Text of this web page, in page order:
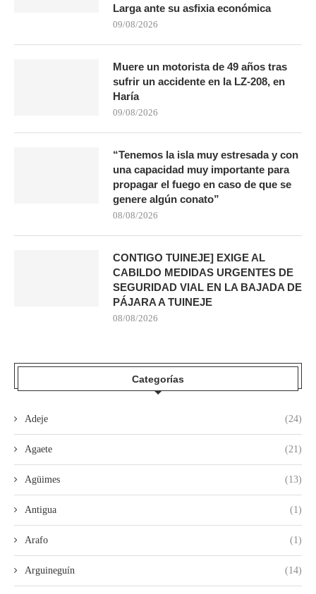
Larga ante su asfixia económica
09/08/2026
Muere un motorista de 49 años tras
sufrir un accidente en la LZ-208, en
Haría
09/08/2026
“Tenemos la isla muy estresada y con
una capacidad muy importante para
propagar el fuego en caso de que se
genere algún conato”
08/08/2026
CONTIGO TUINEJE] EXIGE AL
CABILDO MEDIDAS URGENTES DE
SEGURIDAD VIAL EN LA BAJADA DE
PÁJARA A TUINEJE
08/08/2026
Categorías
Adeje (24)
Agaete (21)
Agüimes (13)
Antigua (1)
Arafo (1)
Arguineguín (14)